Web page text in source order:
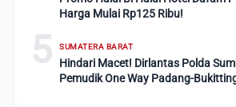
Harga Mulai Rp125 Ribu!
5 SUMATERA BARAT
Hindari Macet! Dirlantas Polda
Pemudik One Way Padang-